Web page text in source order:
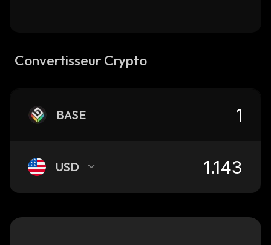
Convertisseur Crypto
BASE
USD